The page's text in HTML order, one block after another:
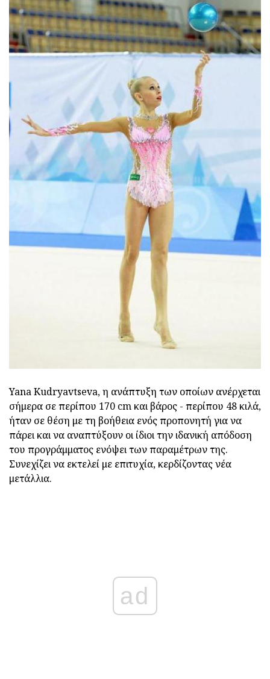
Yana Kudryavtseva, η ανάπτυξη των οποίων ανέρχεται
σήμερα σε περίπου 170 cm και βάρος - περίπου 48 κιλά,
ήταν σε θέση με τη βοήθεια ενός προπονητή για να
πάρει και να αναπτύξουν οι ίδιοι την ιδανική απόδοση
του προγράμματος ενόψει των παραμέτρων της.
Συνεχίζει να εκτελεί με επιτυχία, κερδίζοντας νέα
μετάλλια.
ad